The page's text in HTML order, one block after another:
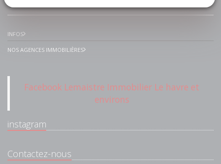
INFOS
NOS AGENCES IMMOBILIÈRES
Facebook Lemaistre Immobilier Le havre et
environs
instagram
Contactez-nous